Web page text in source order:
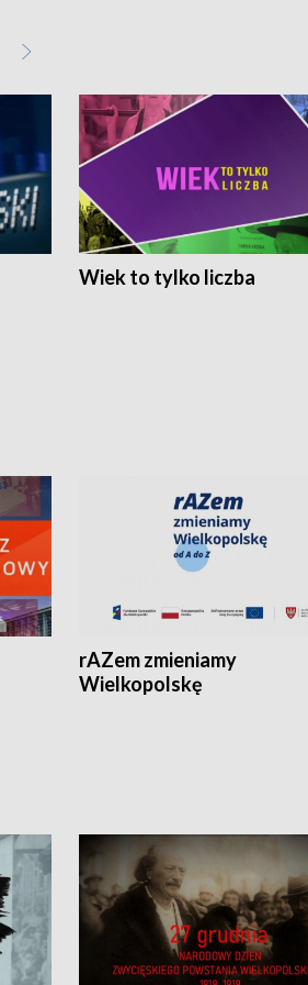
Wiek to tylko liczba
rAZem zmieniamy
Wielkopolskę